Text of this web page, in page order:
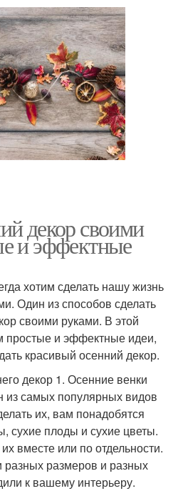
декор своими
и эффектные
хотим сделать нашу жизнь
Один из способов сделать
своими руками. В этой
простые и эффектные идеи,
красивый осенний декор.
декор 1. Осенние венки
из самых популярных видов
их, вам понадобятся
сухие плоды и сухие цветы.
вместе или по отдельности.
размеров и разных
к вашему интерьеру.